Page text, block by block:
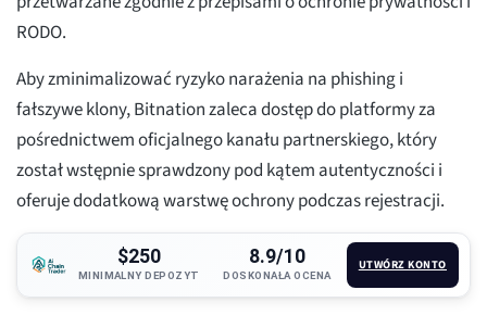
RODO.
Aby zminimalizować ryzyko narażenia na phishing i
fałszywe klony, Bitnation zaleca dostęp do platformy za
pośrednictwem oficjalnego kanału partnerskiego, który
został wstępnie sprawdzony pod kątem autentyczności i
oferuje dodatkową warstwę ochrony podczas rejestracji.
$250
MINIMALNY DEPOZYT
8.9/10
DOSKONAŁA OCENA
UTWÓRZ KONTO